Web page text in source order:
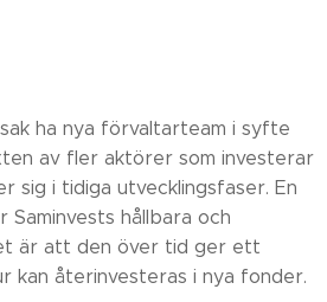
ha nya förvaltarteam i syfte
av fler aktörer som investerar
sig i tidiga utvecklingsfaser. En
hållbara och
är att den över tid ger ett
kan återinvesteras i nya fonder.